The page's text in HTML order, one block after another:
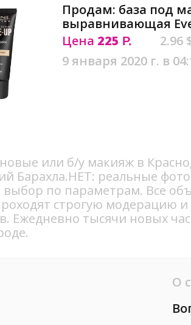
Продам: база под
выравнивающая
Цена 225 Р.
2.96
9 января 2020 г. в
или б/у макияж в
Барахла.НЕТ: реальные
выбор по параметрам. Все
строгую модерацию
Ежедневно тысячи новых
О